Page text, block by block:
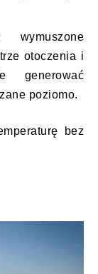
wymuszone
otoczenia i
generować
poziomo.
bez